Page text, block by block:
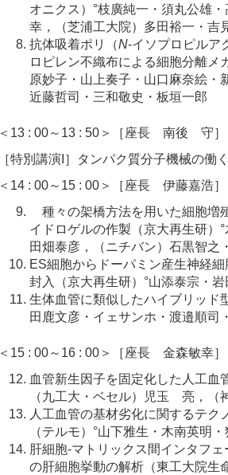
オニクス）°枝廣純一・須丸公雄
幸，（芝浦工大院）多田裕一・吉
抗体吸着ポリ（N-イソプロピルア
ロピレン不織布による細胞分離メ
原妙子・山上奏子・山口麻奈絵・
近藤哲司・三和敬史・板垣一郎
＜13 : 00～13 : 50＞［座長 南後 守］
［特別講演I］タンパク質分子機械の働
＜14 : 00～15 : 00＞［座長 伊藤嘉浩］
種々の架橋方法を用いた細胞増
イドロゲルの作製（京大再生研
田畑泰彦，（ニチバン）石黒智之
ES細胞からドーパミン産生神経
封入（京大再生研）°山添泰宗・
生体血管に類似したハイブリッド
田鹿文彦・イェサンホ・渡邉順司
＜15 : 00～16 : 00＞［座長 金森敏幸］
血管新生因子を固定化した人工
（九工大・ベセル）児玉 亮，（
人工血管の基材劣化に関するテ
（テルモ）°山下雅生・木南英明
肝細胞-マトリックス間インタフ
の肝細胞挙動の解析（東工大院生